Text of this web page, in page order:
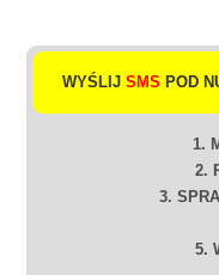
WYŚLIJ SMS POD
1.
2.
3.
5.